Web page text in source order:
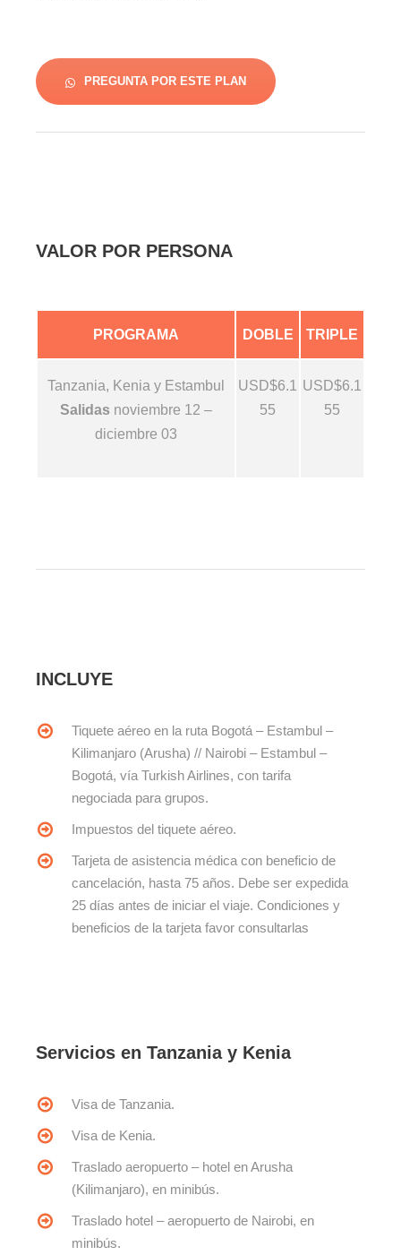
PREGUNTA POR ESTE PLAN
VALOR POR PERSONA
PROGRAMA DOBLE TRIPLE
Tanzania, Kenia y Estambul
Salidas noviembre 12 –
diciembre 03
USD$6.1
55
USD$6.1
55
INCLUYE
Tiquete aéreo en la ruta Bogotá – Estambul –
Kilimanjaro (Arusha) // Nairobi – Estambul –
Bogotá, vía Turkish Airlines, con tarifa
negociada para grupos.
Impuestos del tiquete aéreo.
Tarjeta de asistencia médica con beneficio de
cancelación, hasta 75 años. Debe ser expedida
25 días antes de iniciar el viaje. Condiciones y
beneficios de la tarjeta favor consultarlas
Servicios en Tanzania y Kenia
Visa de Tanzania.
Visa de Kenia.
Traslado aeropuerto – hotel en Arusha
(Kilimanjaro), en minibús.
Traslado hotel – aeropuerto de Nairobi, en
minibús.